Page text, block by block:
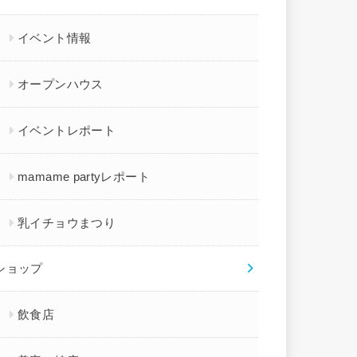
イベント情報
オープンハウス
イベントレポート
mamame partyレポート
乳イチョウまつり
ョップ
飲食店